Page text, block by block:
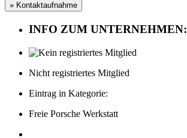
» Kontaktaufnahme
INFO ZUM UNTERNEHMEN:
Nicht registriertes Mitglied
Eintrag in Kategorie:
Freie Porsche Werkstatt